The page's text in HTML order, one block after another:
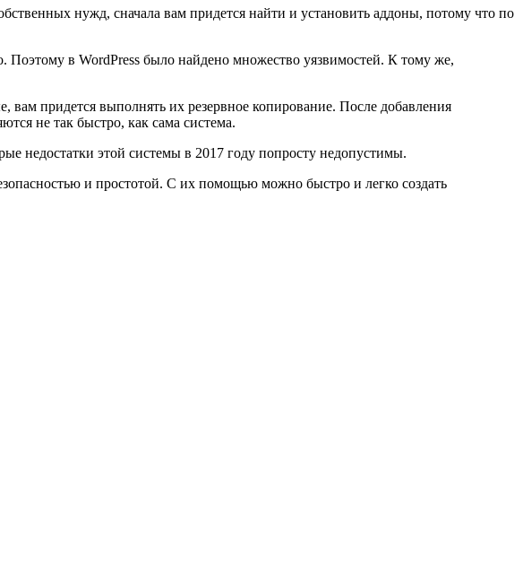
нужд, сначала вам придется найти и установить аддоны, потому что по
Поэтому в WordPress было найдено множество уязвимостей. К тому же,
вам придется выполнять их резервное копирование. После добавления
не так быстро, как сама система.
недостатки этой системы в 2017 году попросту недопустимы.
и простотой. С их помощью можно быстро и легко создать